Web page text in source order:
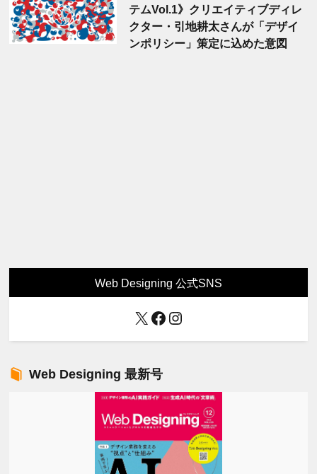
テムVol.1》クリエイティブディレ
クター・引地耕太さんが「デザイ
ンポリシー」策定に込めた意図
Web Designing 公式SNS
X Facebook
Instagram
Web Designing 最新号